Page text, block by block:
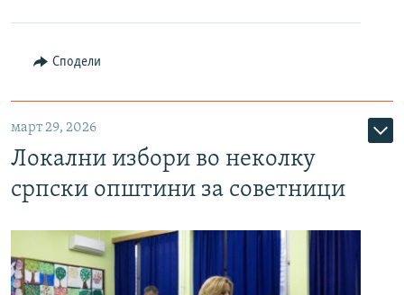
Сподели
март 29, 2026
Локални избори во неколку
српски општини за советници